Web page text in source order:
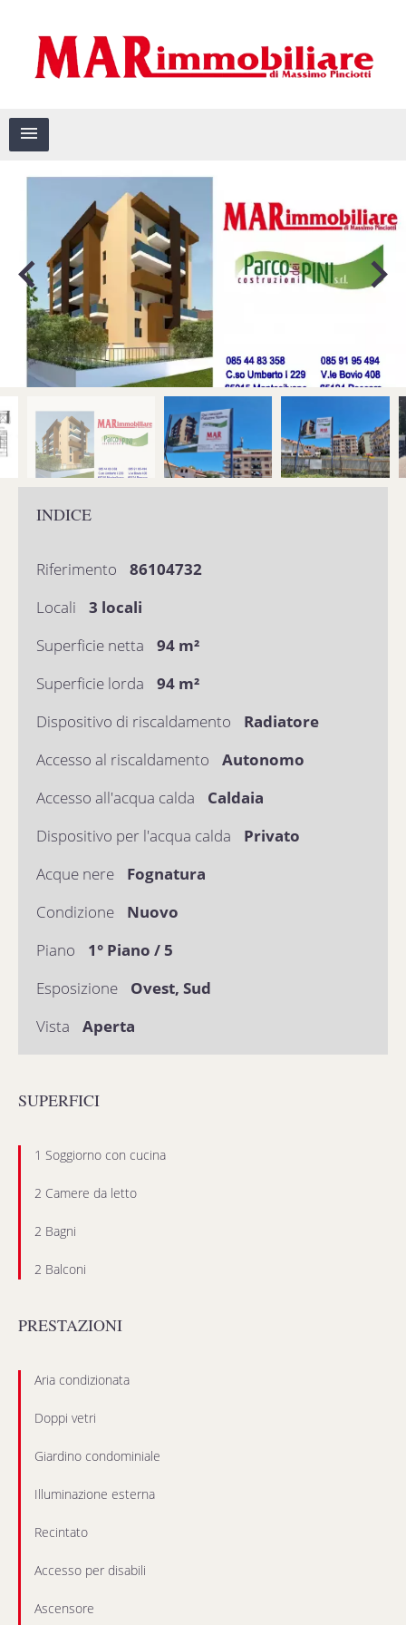
INDICE
Riferimento
86104732
Locali
3 locali
Superficie netta
94 m²
Superficie lorda
94 m²
Dispositivo di riscaldamento
Radiatore
Accesso al riscaldamento
Autonomo
Accesso all'acqua calda
Caldaia
Dispositivo per l'acqua calda
Privato
Acque nere
Fognatura
Condizione
Nuovo
Piano
1° Piano / 5
Esposizione
Ovest, Sud
Vista
Aperta
SUPERFICI
1 Soggiorno con cucina
2 Camere da letto
2 Bagni
2 Balconi
PRESTAZIONI
Aria condizionata
Doppi vetri
Giardino condominiale
Illuminazione esterna
Recintato
Accesso per disabili
Ascensore